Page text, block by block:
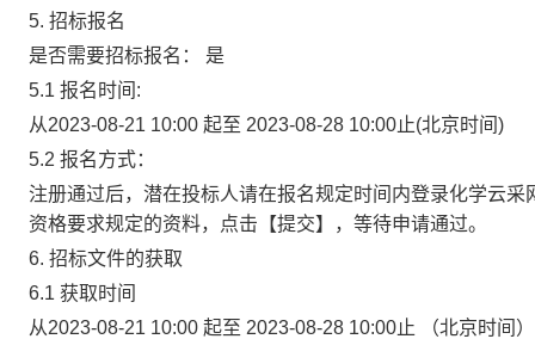
5. 招标报名
是否需要招标报名：
是
5.1 报名时间:
从2023-08-21 10:00 起至 2023-08-28 10:00止(北京时间)
5.2 报名方式：
注册通过后，潜在投标人请在报名规定时间内登录化学云
资格要求规定的资料，点击【提交】，等待申请通过。
6. 招标文件的获取
6.1 获取时间
从2023-08-21 10:00 起至 2023-08-28 10:00止
（北京时间）